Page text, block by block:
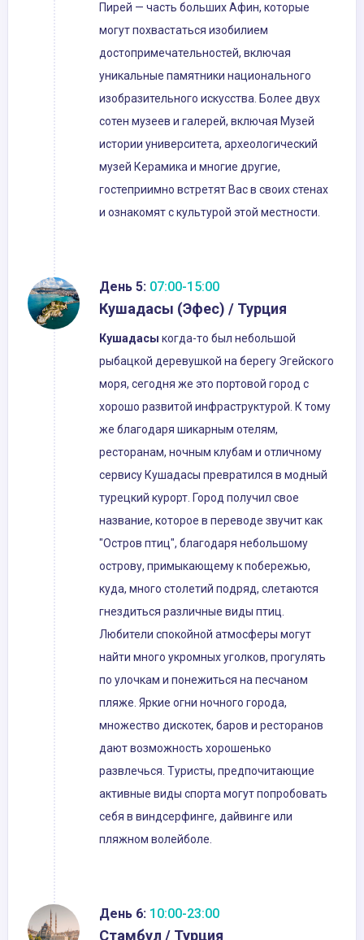
Пирей — часть больших Афин, которые
могут похвастаться изобилием
достопримечательностей, включая
уникальные памятники национального
изобразительного искусства. Более двух
сотен музеев и галерей, включая Музей
истории университета, археологический
музей Керамика и многие другие,
гостеприимно встретят Вас в своих стенах
и ознакомят с культурой этой местности.
День 5: 07:00-15:00
Кушадасы (Эфес) / Турция
Кушадасы когда-то был небольшой
рыбацкой деревушкой на берегу Эгейского
моря, сегодня же это портовой город с
хорошо развитой инфраструктурой. К тому
же благодаря шикарным отелям,
ресторанам, ночным клубам и отличному
сервису Кушадасы превратился в модный
турецкий курорт. Город получил свое
название, которое в переводе звучит как
"Остров птиц", благодаря небольшому
острову, примыкающему к побережью,
куда, много столетий подряд, слетаются
гнездиться различные виды птиц.
Любители спокойной атмосферы могут
найти много укромных уголков, прогулять
по улочкам и понежиться на песчаном
пляже. Яркие огни ночного города,
множество дискотек, баров и ресторанов
дают возможность хорошенько
развлечься. Туристы, предпочитающие
активные виды спорта могут попробовать
себя в виндсерфинге, дайвинге или
пляжном волейболе.
День 6: 10:00-23:00
Стамбул / Турция